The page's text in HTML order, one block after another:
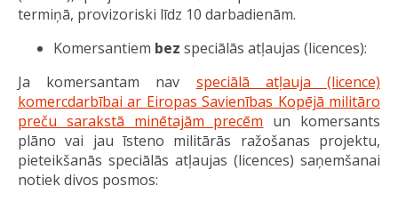
termiņā, provizoriski līdz 10 darbadienām.
Komersantiem bez speciālās atļaujas (licences):
Ja komersantam nav speciālā atļauja (licence)
komercdarbībai ar Eiropas Savienības Kopējā militāro
preču sarakstā minētajām precēm un komersants
plāno vai jau īsteno militārās ražošanas projektu,
pieteikšanās speciālās atļaujas (licences) saņemšanai
notiek divos posmos: